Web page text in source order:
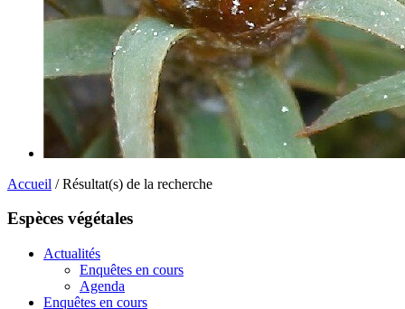
Accueil / Résultat(s) de la recherche
Espèces végétales
Actualités
Enquêtes en cours
Agenda
Enquêtes en cours